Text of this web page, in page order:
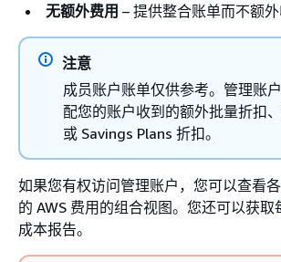
无额外费用 – 提供整合账单而不额外
注意
成员账户账单仅供参考。管理账
配您的账户收到的额外批量折扣
或 Savings Plans 折扣。
如果您有权访问管理账户，您可以查看
的 AWS 费用的组合视图。您还可以获取
成本报告。